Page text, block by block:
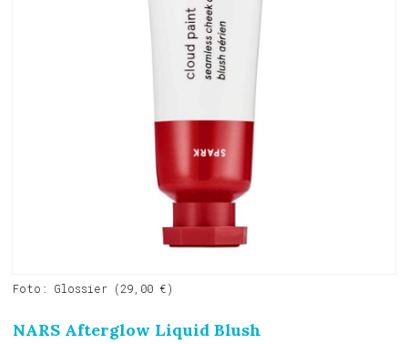
Foto: Glossier (29,00 €)
NARS Afterglow Liquid Blush